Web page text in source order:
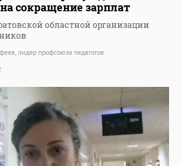
сокращение зарплат
областной организации
лидер профсоюза педагогов